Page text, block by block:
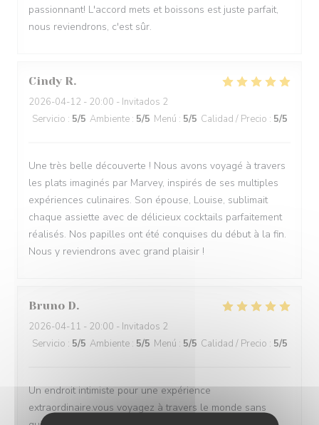
passionnant! L'accord mets et boissons est juste parfait,
nous reviendrons, c'est sûr.
Cindy R
2026-04-12 - 20:00 - Invitados 2
Servicio : 5/5 Ambiente : 5/5 Menú : 5/5 Calidad / Precio : 5/5
Une très belle découverte ! Nous avons voyagé à travers
les plats imaginés par Marvey, inspirés de ses multiples
expériences culinaires. Son épouse, Louise, sublimait
chaque assiette avec de délicieux cocktails parfaitement
réalisés. Nos papilles ont été conquises du début à la fin.
Nous y reviendrons avec grand plaisir !
Bruno D
2026-04-11 - 20:00 - Invitados 2
Servicio : 5/5 Ambiente : 5/5 Menú : 5/5 Calidad / Precio : 5/5
Un endroit intimiste pour une expérience
extraordinaire.vous voyagez à travers le monde sans